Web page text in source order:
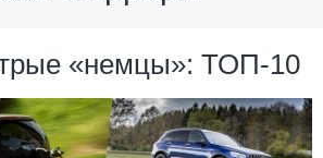
«немцы»: ТОП-10